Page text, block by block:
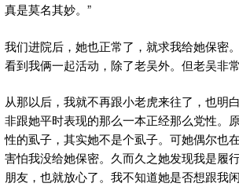
真是莫名其妙。”
我们进院后，她也正常了，就求我给她保密
看到我俩一起活动，除了老吴外。但老吴非
从那以后，我就不再跟小老虎来往了，也明
非跟她平时表现的那么一本正经那么党性。
性的虱子，其实她不是个虱子。可她偶尔也
害怕我没给她保密。久而久之她发现我是履
朋友，也就放心了。我不知道她是否想跟我